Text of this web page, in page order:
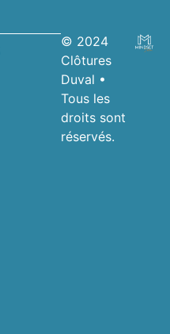
© 2024
Clôtures
Duval •
Tous les
droits sont
réservés.